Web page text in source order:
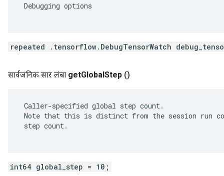
Debugging options
repeated .tensorflow.DebugTensorWatch
सार्वजनिक सार लंबा getGlobalStep ()
Caller-specified global step count.
Note that this is distinct from the session run
step count.
int64 global_step = 10;